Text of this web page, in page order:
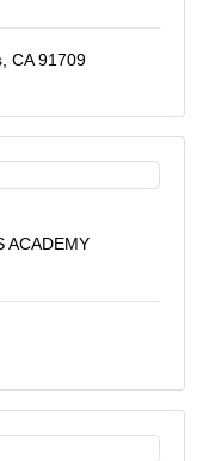
CA 91709
ACADEMY